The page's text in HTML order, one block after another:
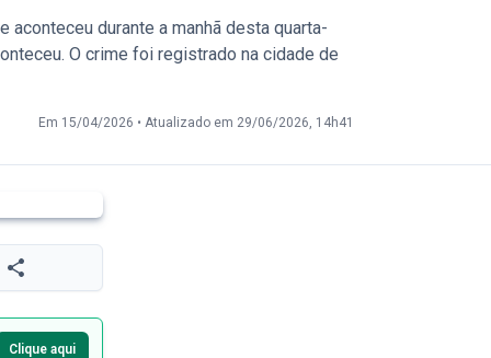
aconteceu durante a manhã desta quarta-
O crime foi registrado na cidade de
Em 15/04/2026 • Atualizado em 29/06/2026, 14h41
Clique aqui